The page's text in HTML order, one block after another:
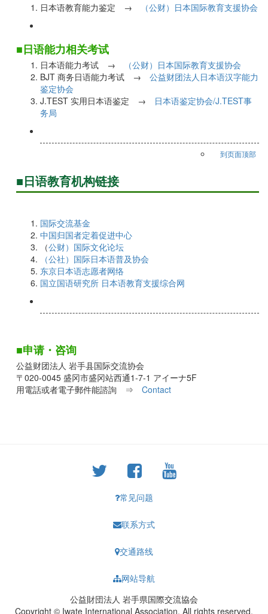
日本语教育能力鉴定 → （公财）日本国际教育支援协会
■日语能力相关考试
日本语能力考试 →
（公财）日本国际教育支援协会
BJT 商务日语能力考试 → 公益财团法人日本语汉字能力
鉴定协会
J.TEST 实用日本语鉴定 → 日本语鉴定协会/J.TEST事
务局
到页面顶部
■日语教育机构链接
国际交流基金
中国归国者定着促进中心
（公财）国际文化论坛
（公社）国际日本语普及协会
东京日本语志愿者网络
国立国语研究所 日本语教育支援综合网
■申请・咨询
公益财团法人 岩手县国际交流协会
〒020-0045 盛冈市盛冈站西通1-7-1 アイーナ5F
用電話或者電子郵件能諮詢 ⇒ Contact
常见问题
联系方式
交通路线
网站导航
公益財団法人 岩手県国際交流協会
Copyright © Iwate International Association. All rights reserved.